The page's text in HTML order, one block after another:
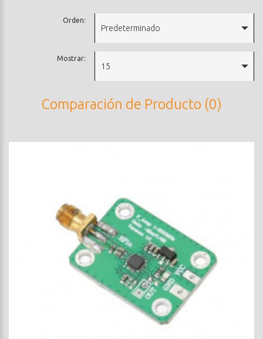
Orden:
Predeterminado
Mostrar:
15
Comparación de Producto (0)